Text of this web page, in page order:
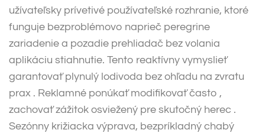
užívateľsky prívetivé používateľské rozhranie, ktoré
funguje bezproblémovo naprieč peregrine
zariadenie a pozadie prehliadač bez volania
aplikáciu stiahnutie. Tento reaktívny vymyslieť
garantovať plynulý lodivoda bez ohľadu na zvratu
prax . Reklamné ponúkať modifikovať často ,
zachovať zážitok osviežený pre skutočný herec .
Sezónny križiacka výprava, bezpríkladný chabý